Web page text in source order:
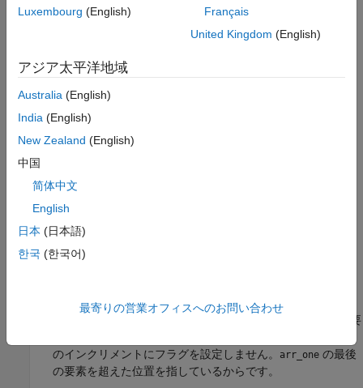
ptr int_exp
ptr-int_exp
++ptr
ptr
配列の一部ではない単一のオブジェクトは、1 要素の配列と
は 1 要
のインクリメントにフラグを設定しません。 arr_one の最後
の要素を超えた位置を指しているからです。
Luxembourg (English)
Français
United Kingdom (English)
アジア太平洋地域
Australia (English)
India (English)
New Zealand (English)
中国
简体中文
English
日本 (日本語)
한국 (한국어)
最寄りの営業オフィスへのお問い合わせ